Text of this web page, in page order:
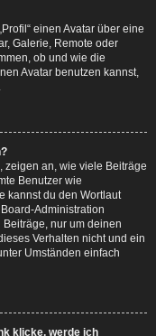
einen Avatar über eine
Galerie, Remote oder
ob und wie die
Avatar benutzen kannst,
zeigen an, wie viele Beiträge
Benutzer wie
kannst du den Wortlaut
Administration
nur um deinen
Verhalten nicht und ein
Umständen einfach
klicke, werde ich